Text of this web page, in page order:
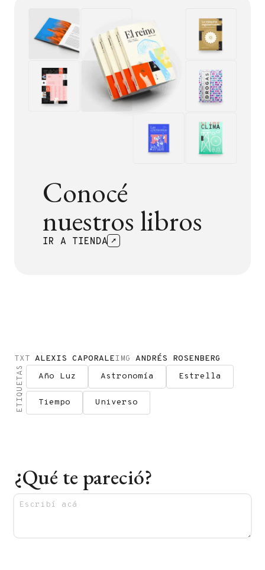
Conocé
nuestros libros
IR A TIENDA
TXT ALEXIS CAPORALEIMG ANDRÉS ROSENBERG
ETIQUETAS Año Luz Astronomía Estrella
Tiempo Universo
¿Qué te pareció?